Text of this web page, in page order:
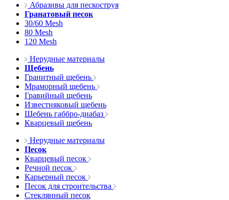
Абразивы для пескоструя
Гранатовый песок
30/60 Mesh
80 Mesh
120 Mesh
Нерудные материалы
Щебень
Гранитный щебень
Мраморный щебень
Гравийный щебень
Известняковый щебень
Щебень габбро-диабаз
Кварцевый щебень
Нерудные материалы
Песок
Кварцевый песок
Речной песок
Карьерный песок
Песок для строительства
Стеклянный песок